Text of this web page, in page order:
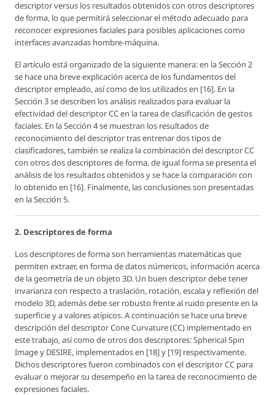
descriptor versus los resultados obtenidos con otros descriptores
de forma, lo que permitirá seleccionar el método adecuado para
reconocer expresiones faciales para posibles aplicaciones como
interfaces avanzadas hombre-máquina.
El artículo está organizado de la siguiente manera: en la Sección 2
se hace una breve explicación acerca de los fundamentos del
descriptor empleado, así como de los utilizados en [16]. En la
Sección 3 se describen los análisis realizados para evaluar la
efectividad del descriptor CC en la tarea de clasificación de gestos
faciales. En la Sección 4 se muestran los resultados de
reconocimiento del descriptor tras entrenar dos tipos de
clasificadores, también se realiza la combinación del descriptor CC
con otros dos descriptores de forma, de igual forma se presenta el
análisis de los resultados obtenidos y se hace la comparación con
lo obtenido en [16]. Finalmente, las conclusiones son presentadas
en la Sección 5.
2. Descriptores de forma
Los descriptores de forma son herramientas matemáticas que
permiten extraer, en forma de datos númericos, información acerca
de la geometría de un objeto 3D. Un buen descriptor debe tener
invarianza con respecto a traslación, rotación, escala y reflexión del
modelo 3D, además debe ser robusto frente al ruido presente en la
superficie y a valores atípicos. A continuación se hace una breve
descripción del descriptorCone Curvature(CC) implementado en
este trabajo, así como de otros dos descriptores: Spherical Spin
Image y DESIRE, implementados en [18] y [19] respectivamente.
Dichos descriptores fueron combinados con el descriptor CC para
evaluar o mejorar su desempeño en la tarea de reconocimiento de
expresiones faciales.